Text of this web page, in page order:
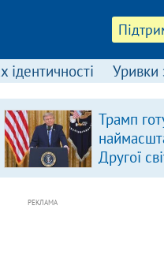
ідентичності Уривки
Трамп
Другої
РЕКЛАМА